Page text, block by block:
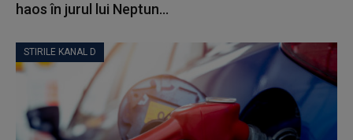
haos în jurul lui Neptun...
STIRILE KANAL D